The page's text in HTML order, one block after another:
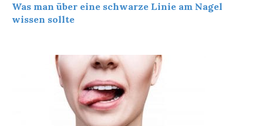
Was man über eine schwarze Linie am Nagel
wissen sollte